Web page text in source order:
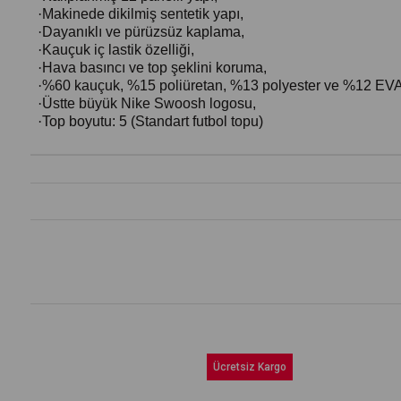
·Makinede dikilmiş sentetik yapı,
·Dayanıklı ve pürüzsüz kaplama,
·Kauçuk iç lastik özelliği,
·Hava basıncı ve top şeklini koruma,
·%60 kauçuk, %15 poliüretan, %13 polyester ve %12
·Üstte büyük Nike Swoosh logosu,
·Top boyutu: 5 (Standart futbol topu)
Ücretsiz Kargo